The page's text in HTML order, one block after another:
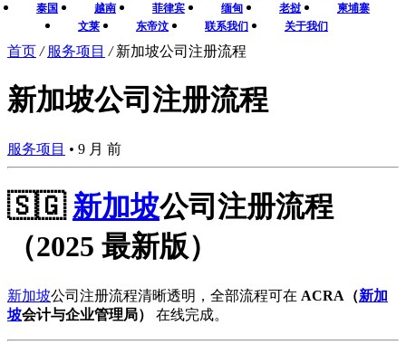
泰国
越南 菲律宾 缅甸 老挝
柬埔寨
文莱
东帝汶 联系我们 关于我们
首页 / 服务项目 / 新加坡公司注册流程
新加坡公司注册流程
服务项目 • 9 月 前
🇸🇬新加坡公司注册流程
（2025 最新版）
新加坡公司注册流程清晰透明，全部流程可在 ACRA（新加
坡会计与企业管理局） 在线完成。